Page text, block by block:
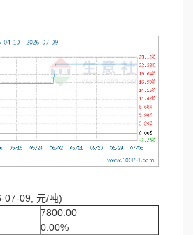
07-09, 元/吨)
7800.00
0.00%